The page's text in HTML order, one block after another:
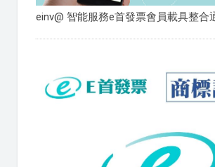
einv@ 智能服務e首發票會員載具整合